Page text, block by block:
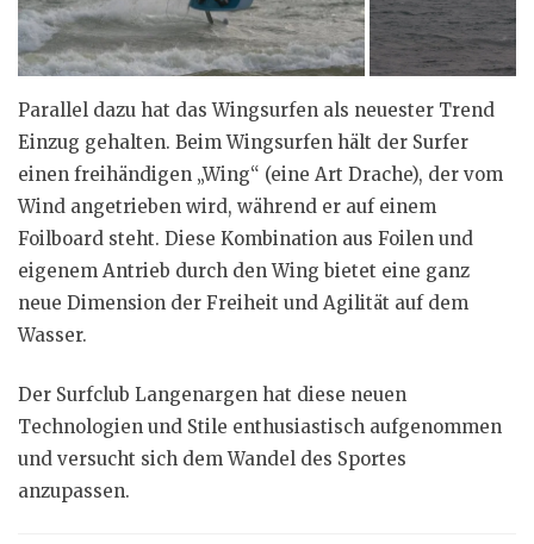
Parallel dazu hat das Wingsurfen als neuester Trend
Einzug gehalten. Beim Wingsurfen hält der Surfer
einen freihändigen „Wing“ (eine Art Drache), der vom
Wind angetrieben wird, während er auf einem
Foilboard steht. Diese Kombination aus Foilen und
eigenem Antrieb durch den Wing bietet eine ganz
neue Dimension der Freiheit und Agilität auf dem
Wasser.
Der Surfclub Langenargen hat diese neuen
Technologien und Stile enthusiastisch aufgenommen
und versucht sich dem Wandel des Sportes
anzupassen.